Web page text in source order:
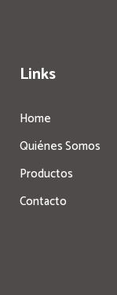
Links
Home
Quiénes Somos
Productos
Contacto